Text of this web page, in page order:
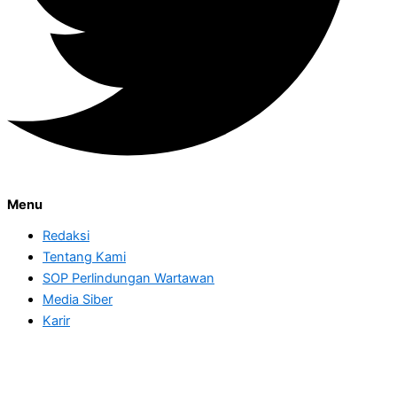
Menu
Redaksi
Tentang Kami
SOP Perlindungan Wartawan
Media Siber
Karir